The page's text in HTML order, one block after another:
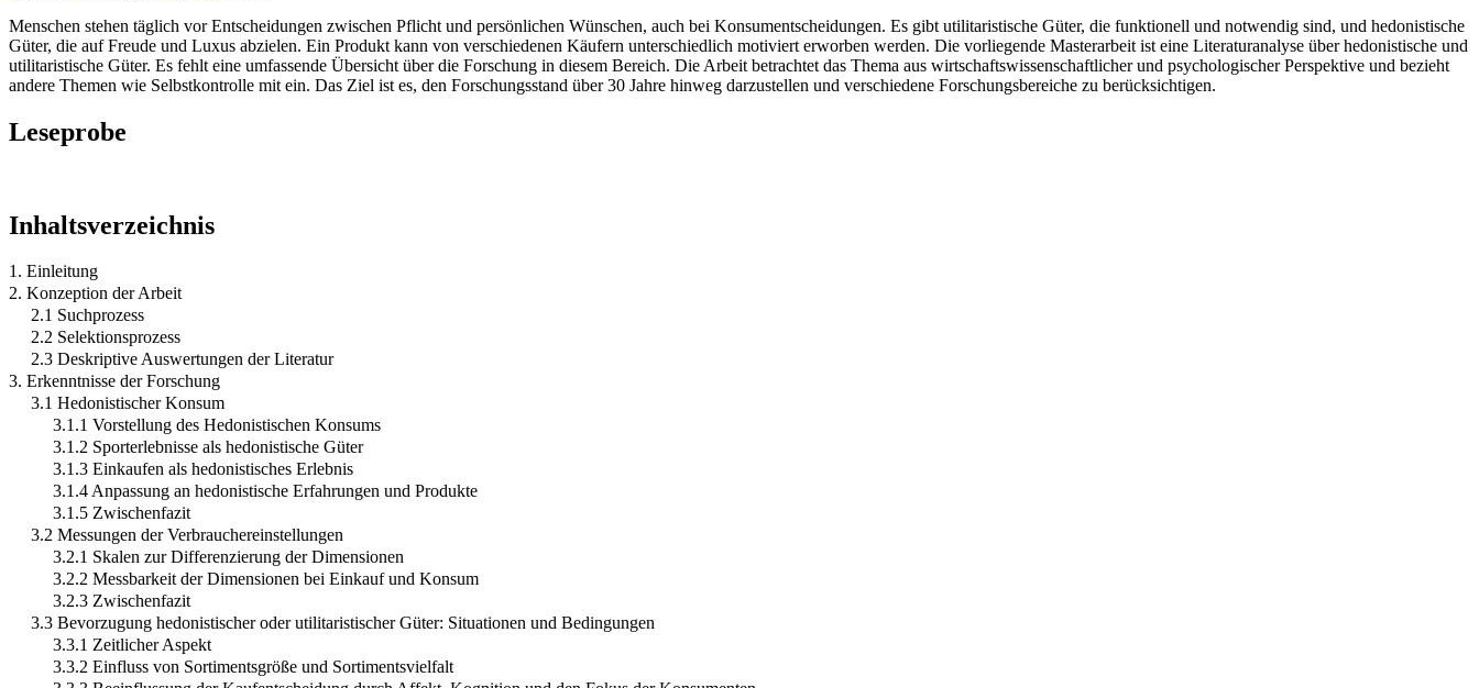
Menschen stehen täglich vor Entscheidungen zwischen Pflicht und persönlichen Wünschen, auch bei Konsumentscheidungen. Es gibt utilitaristische Güter, die funktionell und notwendig sind, und hedonistische
Güter, die auf Freude und Luxus abzielen. Ein Produkt kann von verschiedenen Käufern unterschiedlich motiviert erworben werden. Die vorliegende Masterarbeit ist eine Literaturanalyse über hedonistische und
utilitaristische Güter. Es fehlt eine umfassende Übersicht über die Forschung in diesem Bereich. Die Arbeit betrachtet das Thema aus wirtschaftswissenschaftlicher und psychologischer Perspektive und bezieht
andere Themen wie Selbstkontrolle mit ein. Das Ziel ist es, den Forschungsstand über 30 Jahre hinweg darzustellen und verschiedene Forschungsbereiche zu berücksichtigen.
Leseprobe
Inhaltsverzeichnis
1. Einleitung
2. Konzeption der Arbeit
2.1 Suchprozess
2.2 Selektionsprozess
2.3 Deskriptive Auswertungen der Literatur
3. Erkenntnisse der Forschung
3.1 Hedonistischer Konsum
3.1.1 Vorstellung des Hedonistischen Konsums
3.1.2 Sporterlebnisse als hedonistische Güter
3.1.3 Einkaufen als hedonistisches Erlebnis
3.1.4 Anpassung an hedonistische Erfahrungen und Produkte
3.1.5 Zwischenfazit
3.2 Messungen der Verbrauchereinstellungen
3.2.1 Skalen zur Differenzierung der Dimensionen
3.2.2 Messbarkeit der Dimensionen bei Einkauf und Konsum
3.2.3 Zwischenfazit
3.3 Bevorzugung hedonistischer oder utilitaristischer Güter: Situationen und Bedingungen
3.3.1 Zeitlicher Aspekt
3.3.2 Einfluss von Sortimentsgröße und Sortimentsvielfalt